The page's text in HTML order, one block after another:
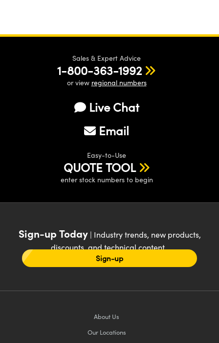
Sales & Expert Advice
1-800-363-1992
or view regional numbers
Live Chat
Email
Easy-to-Use
QUOTE TOOL
enter stock numbers to begin
Sign-up Today| Industry trends, new products,
discounts, and technical content
Sign-up
About Us
Our Locations